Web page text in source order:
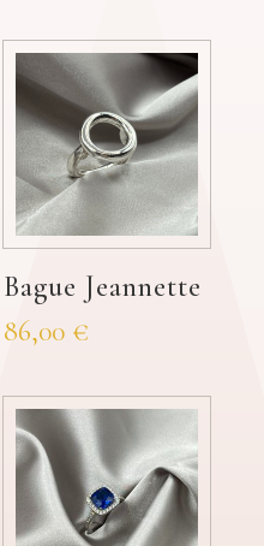
Bague Jeannette
86,00 €